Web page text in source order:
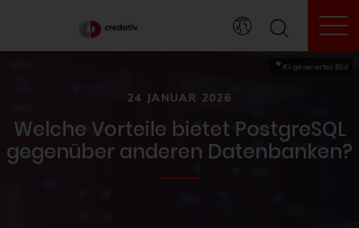
KI-generiertes Bild
24 JANUAR 2026
Welche Vorteile bietet PostgreSQL
gegenüber anderen Datenbanken?